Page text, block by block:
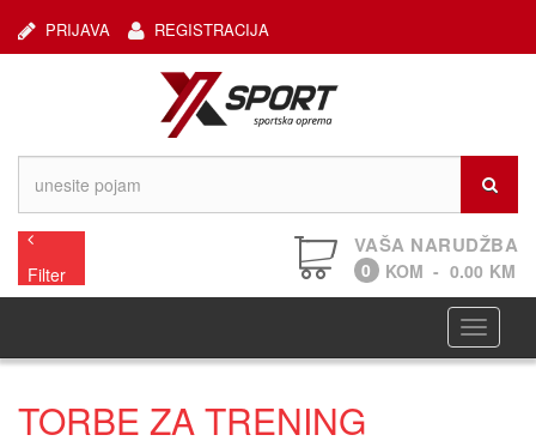
REGISTRACIJA
PRIJAVA
Filter
VAŠA NARUDŽBA
0 KOM - 0.00 KM
TORBE ZA TRENING